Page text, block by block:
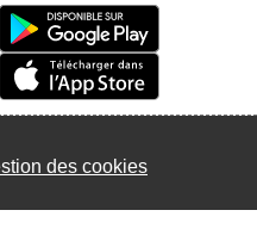
des cookies